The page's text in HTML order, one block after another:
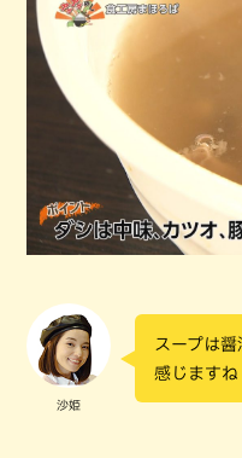
沙姫
スープは
感じますね